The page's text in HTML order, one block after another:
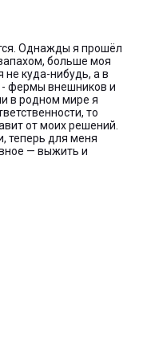
Однажды я прошёл
больше моя
куда-нибудь, а в
фермы внешников и
в родном мире я
то
от моих решений.
теперь для меня
— выжить и